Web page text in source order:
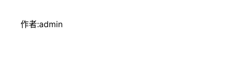
作者:admin